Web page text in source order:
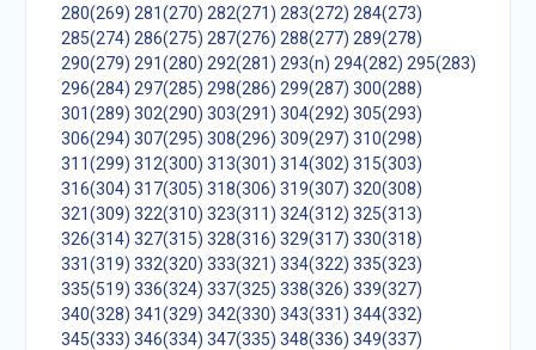
280(269) 281(270) 282(271) 283(272) 284(273)
285(274) 286(275) 287(276) 288(277) 289(278)
290(279) 291(280) 292(281) 293(n) 294(282) 295(283)
296(284) 297(285) 298(286) 299(287) 300(288)
301(289) 302(290) 303(291) 304(292) 305(293)
306(294) 307(295) 308(296) 309(297) 310(298)
311(299) 312(300) 313(301) 314(302) 315(303)
316(304) 317(305) 318(306) 319(307) 320(308)
321(309) 322(310) 323(311) 324(312) 325(313)
326(314) 327(315) 328(316) 329(317) 330(318)
331(319) 332(320) 333(321) 334(322) 335(323)
335(519) 336(324) 337(325) 338(326) 339(327)
340(328) 341(329) 342(330) 343(331) 344(332)
345(333) 346(334) 347(335) 348(336) 349(337)